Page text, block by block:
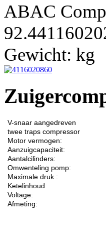
ABAC
Gewicht: kg
V-snaar aangedreven
twee trapscompressor
Motor vermogen:
Aanzuigcapaciteit:
Aantalcilinders:
Omwenteling pomp:
Maximale druk :
Ketelinhoud:
Voltage:
Afmeting: